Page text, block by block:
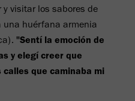
visitar los sabores de
huérfana armenia
"Sentí la emoción de
y elegí creer que
que caminaba mi